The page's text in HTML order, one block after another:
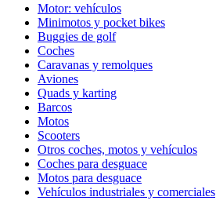
Motor: vehículos
Minimotos y pocket bikes
Buggies de golf
Coches
Caravanas y remolques
Aviones
Quads y karting
Barcos
Motos
Scooters
Otros coches, motos y vehículos
Coches para desguace
Motos para desguace
Vehículos industriales y comerciales